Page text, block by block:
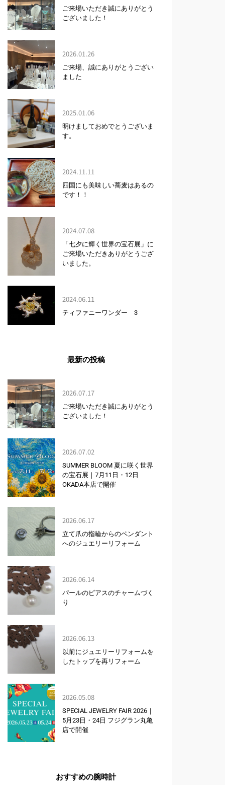
ご来場いただき誠にありがとう
ございました！
2026.01.26
ご来場、誠にありがとうござい
ました
2025.01.06
明けましておめでとうございま
す。
2024.11.11
四国にも美味しい蕎麦はあるの
です！！
2024.07.08
「七夕に輝く世界の宝石展」に
ご来場いただきありがとうござ
いました。
2024.06.11
ティファニーワンダー 3
最新の投稿
2026.07.17
ご来場いただき誠にありがとう
ございました！
2026.07.02
SUMMER BLOOM 夏に咲く世界
の宝石展｜7月11日・12日
OKADA本店で開催
2026.06.17
立て爪の指輪からのペンダント
へのジュエリーリフォーム
2026.06.14
パールのピアスのチャームづく
り
2026.06.13
以前にジュエリーリフォームを
したトップを再リフォーム
2026.05.08
SPECIAL JEWELRY FAIR 2026｜
5月23日・24日 フジグラン丸亀
店で開催
おすすめの腕時計